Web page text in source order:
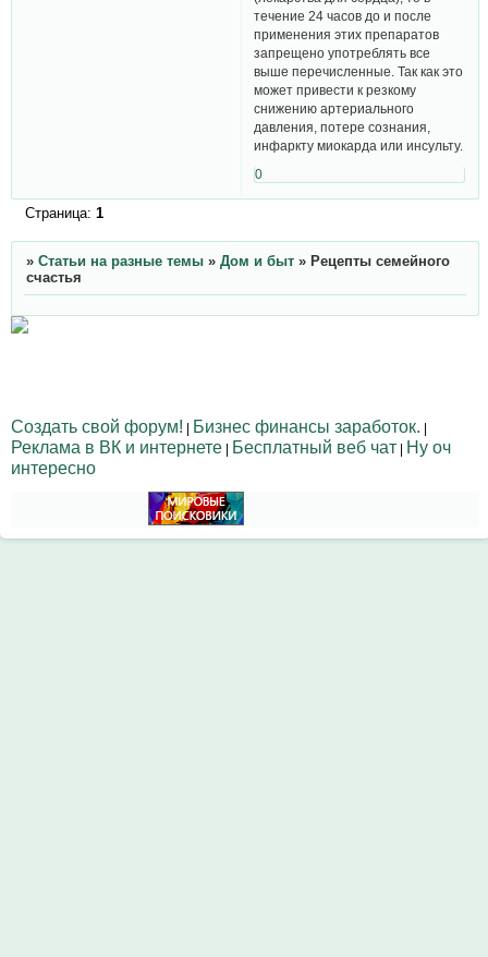
течение 24 часов до и после
применения этих препаратов
запрещено употреблять все
выше перечисленные. Так как это
может привести к резкому
снижению артериального
давления, потере сознания,
инфаркту миокарда или инсульту.
0
Страница: 1
» Статьи на разные темы » Дом и быт » Рецепты семейного
счастья
Создать свой форум! | Бизнес финансы заработок. |
Реклама в ВК и интернете | Бесплатный веб чат | Ну оч
интересно